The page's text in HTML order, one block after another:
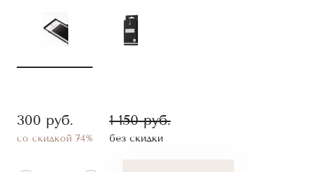
300 руб.
со скидкой 74%
1 150руб.
без скидки